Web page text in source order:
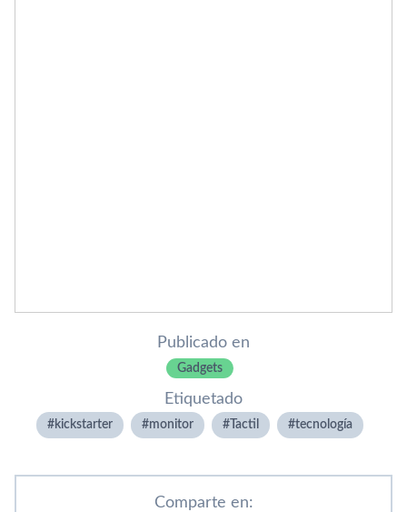
Publicado en
Gadgets
Etiquetado
kickstarter monitor Tactil tecnologí­a
Comparte en: